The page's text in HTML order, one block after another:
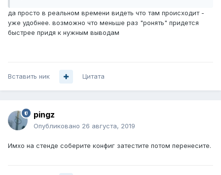
да просто в реальном времени видеть что там происходит -
уже удобнее. возможно что меньше раз "ронять" придется
быстрее придя к нужным выводам
Вставить ник Цитата
pingz
Опубликовано 26 августа, 2019
Имхо на стенде соберите конфиг затестите потом перенесите.